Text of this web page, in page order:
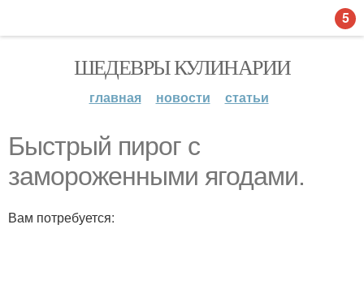
ШЕДЕВРЫ КУЛИНАРИИ
главная новости статьи
Быстрый пирог с
замороженными ягодами.
Вам потребуется:
5